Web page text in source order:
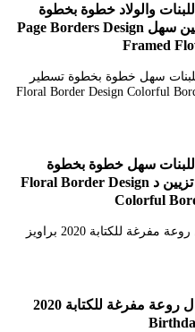
والولاد خطوة بخطوة
تسطير الكراسة برسم كب كيك تزيين سهل Page Borders Design
Framed
للبنات سهل خطوة بخطوة
تسطير الكراسة بشكل طيارة ورق تزيين د Floral Border Design
Colorful
تصميم اطارات اطفال للكتابة اشكال روعة مفرغة للكتابة 2020